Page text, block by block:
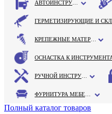
Полный каталог товаров